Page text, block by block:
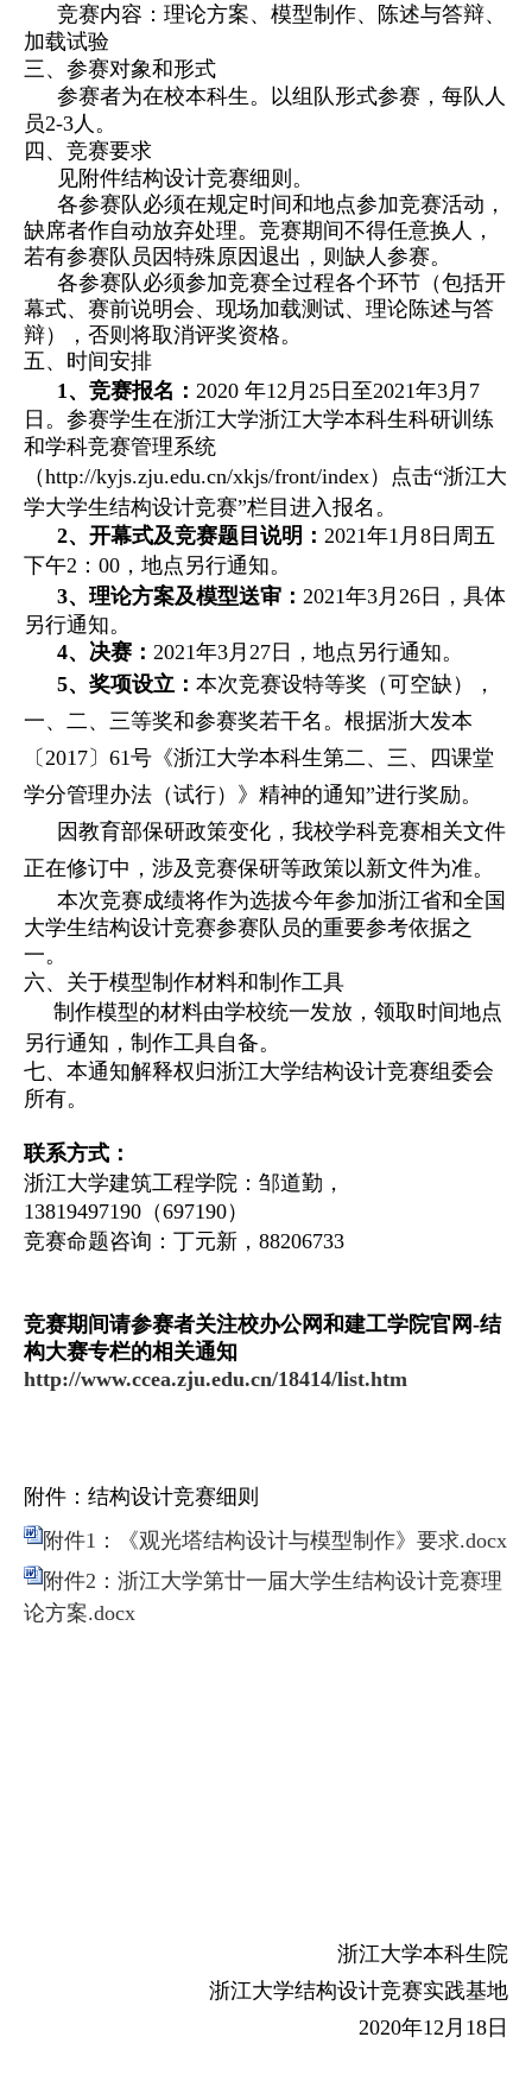
竞赛内容：理论方案、模型制作、陈述与答辩、
加载试验
三、参赛对象和形式
参赛者为在校本科生。以组队形式参赛，每队人
员2-3人。
四、竞赛要求
见附件结构设计竞赛细则。
各参赛队必须在规定时间和地点参加竞赛活动，
缺席者作自动放弃处理。竞赛期间不得任意换人，
若有参赛队员因特殊原因退出，则缺人参赛。
各参赛队必须参加竞赛全过程各个环节（包括开
幕式、赛前说明会、现场加载测试、理论陈述与答
辩）
， 否则将取消评奖资格。
五、时间安排
1、竞赛报名： 2020 年12月25 日至2021年3月 7
日 。参赛学生在浙江大学浙江大学本科生科研训练
和学科竞赛管理系统
（http://kyjs.zju.edu.cn/xkjs/front/index） 点击“浙江大
学大学生结构设计竞赛”栏目进入报名。
2、开幕式及竞赛题目说明： 2021年1 月 8 日周五
下午2 ： 00， 地点另行通知。
3、理论方案及模型送审： 2021年3月 26 日，具体
另行通知。
4、决赛： 2021年3月 27 日，地点另行通知。
5、奖项设立： 本次竞赛设特等奖（可空缺），
一、二、三等奖和参赛奖若干名。根据浙大发本
〔 2017〕 61号《浙江大学本科生第二、三、四课堂
学分管理办法（试行）》精神的通知”进行奖励。
因教育部保研政策变化，我校学科竞赛相关文件
正在修订中，涉及竞赛保研等政策以新文件为准。
本次竞赛成绩将作为选拔今年参加浙江省和全国
大学生结构设计竞赛参赛队员的重要参考依据之
一。
六、关于模型制作材料和制作工具
制作模型的材料由学校统一发放，领取时间地点
另行通知，制作工具自备。
七、本通知解释权归浙江大学结构设计竞赛组委会
所有。
联系方式：
浙江大学建筑工程学院：邹道勤，
13819497190（697190）
竞赛命题咨询：丁元新， 88206733
竞赛期间请参赛者关注校办公网和建工学院官网-结
构大赛专栏的相关通知
http://www.ccea.zju.edu.cn/18414/list.htm
附件：结构设计竞赛细则
附件1：《观光塔结构设计与模型制作》要求.docx
附件2：浙江大学第廿一届大学生结构设计竞赛理
论方案.docx
浙江大学本科生院
浙江大学结构设计竞赛实践基地
2020年12 月 18 日